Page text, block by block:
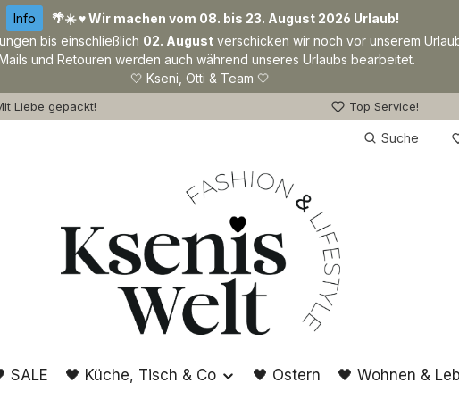
Info
🌴☀️ ♥ Wir machen vom 08. bis 23. August 2026 Urlaub!
bis einschließlich 02. August verschicken wir noch vor unserem
und Retouren werden auch während unseres Urlaubs bearbeitet.
🤍 Kseni, Otti & Team 🤍
Liebe gepackt! Top Service!
Suche
SALE 🖤 Küche, Tisch & Co 🖤 Ostern 🖤 Wohnen &